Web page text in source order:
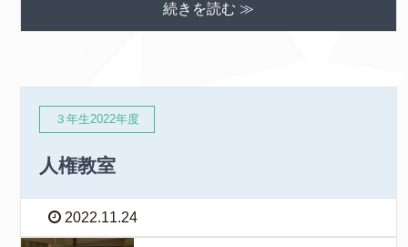
続きを読む ≫
３年生2022年度
人権教室
2022.11.24